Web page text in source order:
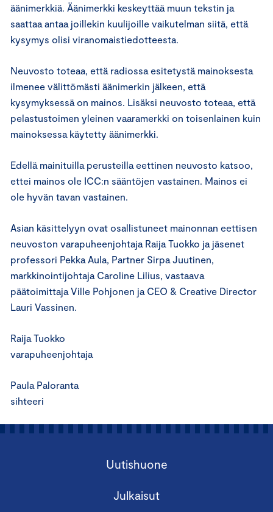
äänimerkkiä. Äänimerkki keskeyttää muun tekstin ja
saattaa antaa joillekin kuulijoille vaikutelman siitä, että
kysymys olisi viranomaistiedotteesta.
Neuvosto toteaa, että radiossa esitetystä mainoksesta
ilmenee välittömästi äänimerkin jälkeen, että
kysymyksessä on mainos. Lisäksi neuvosto toteaa, että
pelastustoimen yleinen vaaramerkki on toisenlainen kuin
mainoksessa käytetty äänimerkki.
Edellä mainituilla perusteilla eettinen neuvosto katsoo,
ettei mainos ole ICC:n sääntöjen vastainen. Mainos ei
ole hyvän tavan vastainen.
Asian käsittelyyn ovat osallistuneet mainonnan eettisen
neuvoston varapuheenjohtaja Raija Tuokko ja jäsenet
professori Pekka Aula, Partner Sirpa Juutinen,
markkinointijohtaja Caroline Lilius, vastaava
päätoimittaja Ville Pohjonen ja CEO & Creative Director
Lauri Vassinen.
Raija Tuokko
varapuheenjohtaja
Paula Paloranta
sihteeri
Uutishuone
Julkaisut